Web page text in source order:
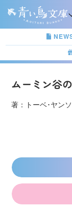
ムーミン谷
著：トーベ･ヤ